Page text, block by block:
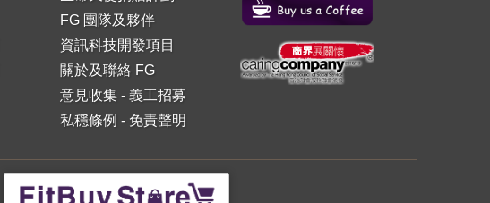
FG 團隊及夥伴
資訊科技開發項目
關於及聯絡 FG
意見收集- 義工招募
私穩條例 - 免責聲明